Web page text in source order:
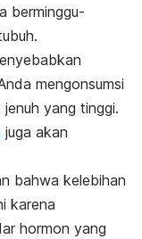
berminggu-
mengonsumsi
yang tinggi.
juga akan
bahwa kelebihan
karena
hormon yang